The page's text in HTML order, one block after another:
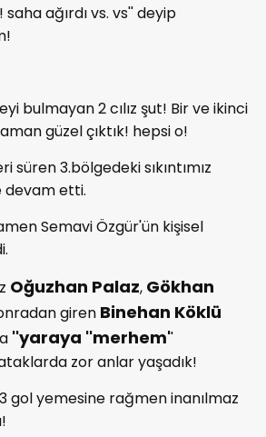
ağırdı vs. vs'' deyip
bulmayan 2 cılız şut! Bir ve ikinci
güzel çıktık! hepsi o!
süren 3.bölgedeki sıkıntımız
devam etti.
Semavi Özgür'ün kişisel
Oğuzhan Palaz, Gökhan
giren Binehan Köklü
''yaraya ''merhem''
zor anlar yaşadık!
gol yemesine rağmen inanılmaz